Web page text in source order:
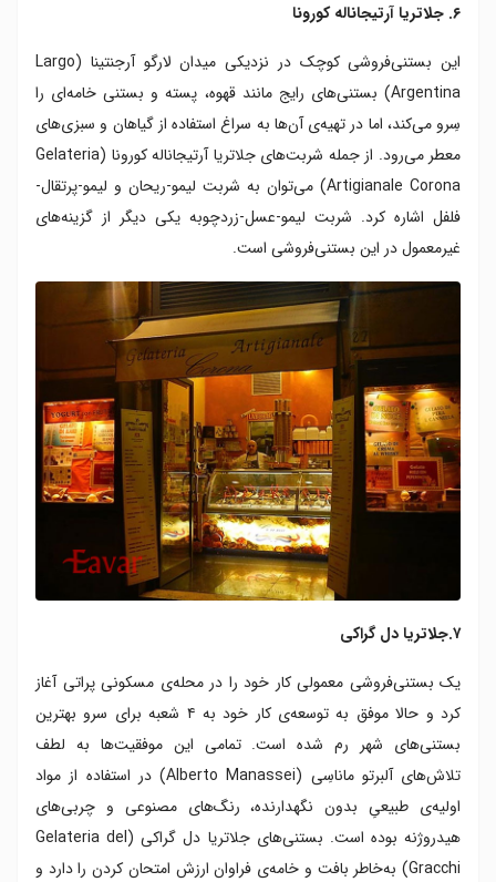
۶. جلاتریا آرتیجاناله کورونا
این بستنی‌فروشی کوچک در نزدیکی میدان لارگو آرجنتینا (Largo
Argentina) بستنی‌های رایج مانند قهوه، پسته و بستنی خامه‌ای را
سِرو می‌کند، اما در تهیه‌ی آن‌ها به سراغ استفاده از گیاهان و سبزی‌های
معطر می‌رود. از جمله شربت‌های جلاتریا آرتیجاناله کورونا (Gelateria
Artigianale Corona) می‌توان به شربت لیمو-ریحان و لیمو-پرتقال-
فلفل اشاره کرد. شربت لیمو-عسل-زردچوبه یکی دیگر از گزینه‌های
غیرمعمول در این بستنی‌فروشی است.
۷.جلاتریا دل گراکی
یک بستنی‌فروشی معمولی کار خود را در محله‌ی مسکونی پراتی آغاز
کرد و حالا موفق به توسعه‌ی کار خود به ۴ شعبه برای سرو بهترین
بستنی‌های شهر رم شده است. تمامی این موفقیت‌ها به لطف
تلاش‌های آلبرتو ماناسِی (Alberto Manassei) در استفاده از مواد
اولیه‌ی طبیعیِ بدون نگهدارنده، رنگ‌های مصنوعی و چربی‌های
هیدروژنه بوده است. بستنی‌های جلاتریا دل گراکی (Gelateria del
Gracchi) به‌خاطر بافت و خامه‌ی فراوان ارزش امتحان کردن را دارد و